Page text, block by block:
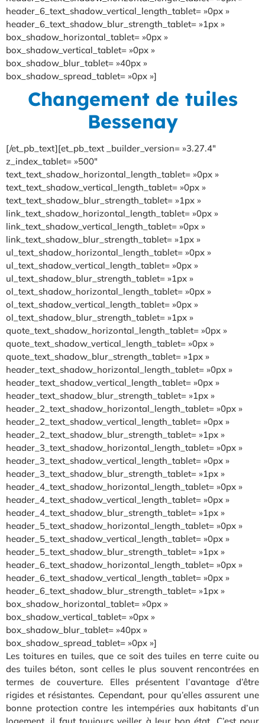
header_6_text_shadow_vertical_length_tablet= »0px »
header_6_text_shadow_blur_strength_tablet= »1px »
box_shadow_horizontal_tablet= »0px »
box_shadow_vertical_tablet= »0px »
box_shadow_blur_tablet= »40px »
box_shadow_spread_tablet= »0px »]
Changement de tuiles
Bessenay
[/et_pb_text][et_pb_text _builder_version= »3.27.4″
z_index_tablet= »500″
text_text_shadow_horizontal_length_tablet= »0px »
text_text_shadow_vertical_length_tablet= »0px »
text_text_shadow_blur_strength_tablet= »1px »
link_text_shadow_horizontal_length_tablet= »0px »
link_text_shadow_vertical_length_tablet= »0px »
link_text_shadow_blur_strength_tablet= »1px »
ul_text_shadow_horizontal_length_tablet= »0px »
ul_text_shadow_vertical_length_tablet= »0px »
ul_text_shadow_blur_strength_tablet= »1px »
ol_text_shadow_horizontal_length_tablet= »0px »
ol_text_shadow_vertical_length_tablet= »0px »
ol_text_shadow_blur_strength_tablet= »1px »
quote_text_shadow_horizontal_length_tablet= »0px »
quote_text_shadow_vertical_length_tablet= »0px »
quote_text_shadow_blur_strength_tablet= »1px »
header_text_shadow_horizontal_length_tablet= »0px »
header_text_shadow_vertical_length_tablet= »0px »
header_text_shadow_blur_strength_tablet= »1px »
header_2_text_shadow_horizontal_length_tablet= »0px »
header_2_text_shadow_vertical_length_tablet= »0px »
header_2_text_shadow_blur_strength_tablet= »1px »
header_3_text_shadow_horizontal_length_tablet= »0px »
header_3_text_shadow_vertical_length_tablet= »0px »
header_3_text_shadow_blur_strength_tablet= »1px »
header_4_text_shadow_horizontal_length_tablet= »0px »
header_4_text_shadow_vertical_length_tablet= »0px »
header_4_text_shadow_blur_strength_tablet= »1px »
header_5_text_shadow_horizontal_length_tablet= »0px »
header_5_text_shadow_vertical_length_tablet= »0px »
header_5_text_shadow_blur_strength_tablet= »1px »
header_6_text_shadow_horizontal_length_tablet= »0px »
header_6_text_shadow_vertical_length_tablet= »0px »
header_6_text_shadow_blur_strength_tablet= »1px »
box_shadow_horizontal_tablet= »0px »
box_shadow_vertical_tablet= »0px »
box_shadow_blur_tablet= »40px »
box_shadow_spread_tablet= »0px »]
Les toitures en tuiles, que ce soit des tuiles en terre cuite ou
des tuiles béton, sont celles le plus souvent rencontrées en
termes de couverture. Elles présentent l’avantage d’être
rigides et résistantes. Cependant, pour qu’elles assurent une
bonne protection contre les intempéries aux habitants d’un